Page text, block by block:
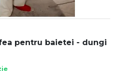
pentru baietei - dungi